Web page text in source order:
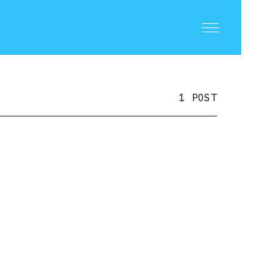
1 POST